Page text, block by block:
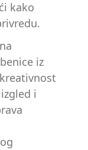
kako
iz
i